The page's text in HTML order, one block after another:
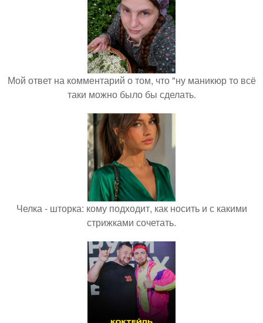
Мой ответ на комментарий о том, что "ну маникюр то всё
таки можно было бы сделать.
Челка - шторка: кому подходит, как носить и с какими
стрижками сочетать.